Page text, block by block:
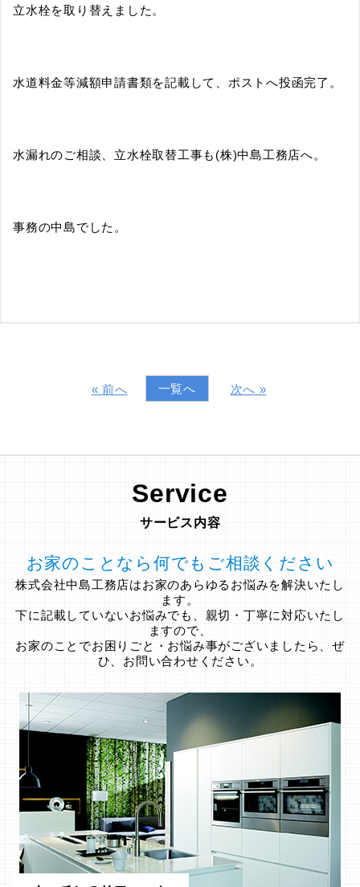
立水栓を取り替えました。
水道料金等減額申請書類を記載して、ポストへ投函完了。
水漏れのご相談、立水栓取替工事も(株)中島工務店へ。
事務の中島でした。
« 前へ 一覧へ 次へ »
Service
サービス内容
お家のことなら何でもご相談ください
株式会社中島工務店はお家のあらゆるお悩みを解決いたし
ます。
下に記載していないお悩みでも、親切・丁寧に対応いたし
ますので、
お家のことでお困りごと・お悩み事がございましたら、ぜ
ひ、お問い合わせください。